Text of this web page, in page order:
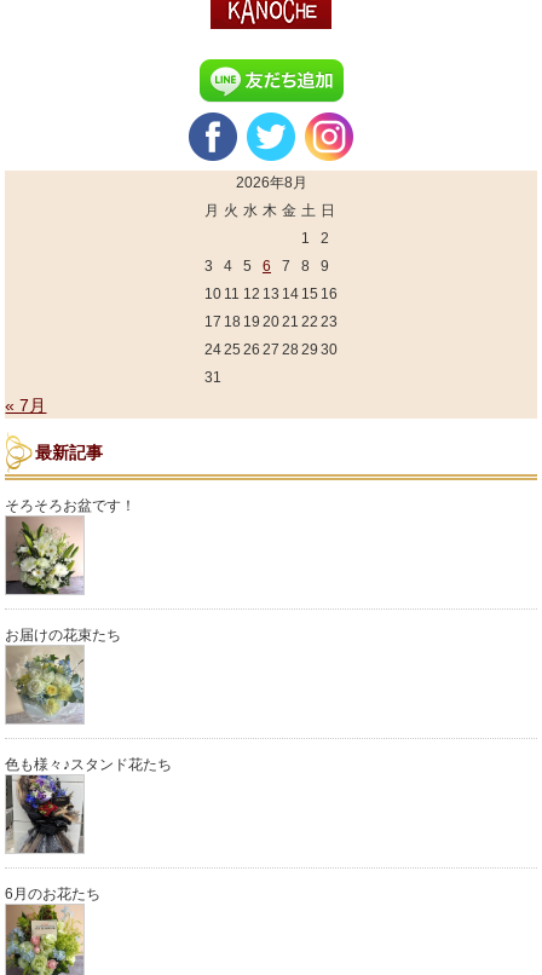
2026年8月
月 火 水 木 金 土 日
1
2
3
4 5 6 7 8
9
10 11 12 13 14 15 16
17 18 19 2021 22 23
2425 26 27 28 29 30
31
« 7月
最新記事
そろそろお盆です！
お届けの花束たち
色も様々♪スタンド花たち
6月のお花たち